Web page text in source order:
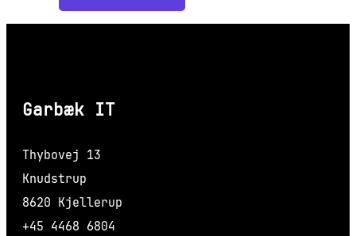
Garbæk IT
Thybovej 13
Knudstrup
8620 Kjellerup
+45 4468 6804